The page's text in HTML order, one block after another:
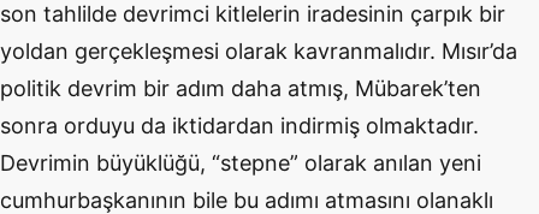
son tahlilde devrimci kitlelerin iradesinin çarpık bir
yoldan gerçekleşmesi olarak kavranmalıdır. Mısır’da
politik devrim bir adım daha atmış, Mübarek’ten
sonra orduyu da iktidardan indirmiş olmaktadır.
Devrimin büyüklüğü, “stepne” olarak anılan yeni
cumhurbaşkanının bile bu adımı atmasını olanaklı